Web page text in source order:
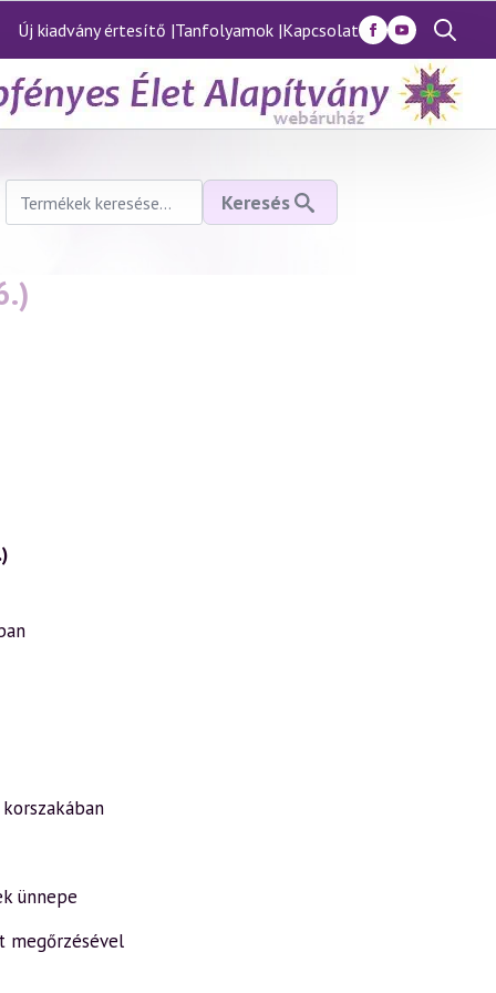
Új kiadvány értesítő |Tanfolyamok |Kapcsolat
Search
for:
Keresés
következőre:
Keresés
ünnepe
megőrzésével